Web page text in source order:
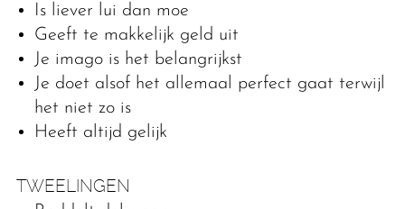
Is liever lui dan moe
Geeft te makkelijk geld uit
Je imago is het belangrijkst
Je doet alsof het allemaal perfect gaat terwijl
het niet zo is
Heeft altijd gelijk
TWEELINGEN